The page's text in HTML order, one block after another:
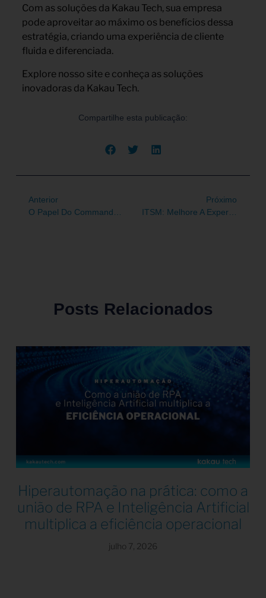
Com as soluções da Kakau Tech, sua empresa
pode aproveitar ao máximo os benefícios dessa
estratégia, criando uma experiência de cliente
fluida e diferenciada.
Explore nosso site e conheça as soluções
inovadoras da Kakau Tech.
Compartilhe esta publicação:
Anterior
Próximo
Posts Relacionados
Hiperautomação na prática: como a
união de RPA e Inteligência Artificial
multiplica a eficiência operacional
julho 7, 2026